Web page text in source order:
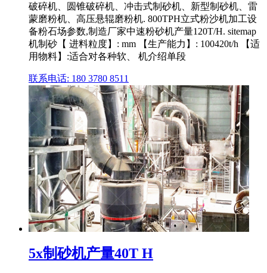
破碎机、圆锥破碎机、冲击式制砂机、新型制砂机、雷
蒙磨粉机、高压悬辊磨粉机. 800TPH立式粉沙机加工设
备粉石场参数,制造厂家中速粉砂机产量120T/H. sitemap
机制砂【 进料粒度】: mm 【生产能力】: 100420t/h 【适
用物料】:适合对各种软、 机介绍单段
联系电话: 180 3780 8511
5x制砂机产量40T H